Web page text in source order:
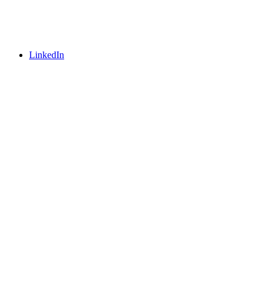
LinkedIn